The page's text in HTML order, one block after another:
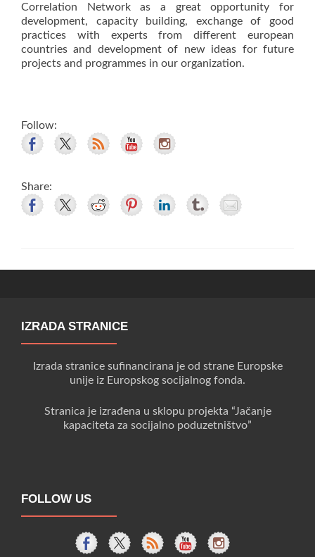
Correlation Network as a great opportunity for
development, capacity building, exchange of good
practices with experts from different european
countries and development of new ideas for future
projects and programmes in our organization.
Follow:
Share:
IZRADA STRANICE
Izrada stranice sufinancirana je od strane Europske
unije iz Europskog socijalnog fonda.
Stranica je izrađena u sklopu projekta “Jačanje
kapaciteta za socijalno poduzetništvo”
FOLLOW US